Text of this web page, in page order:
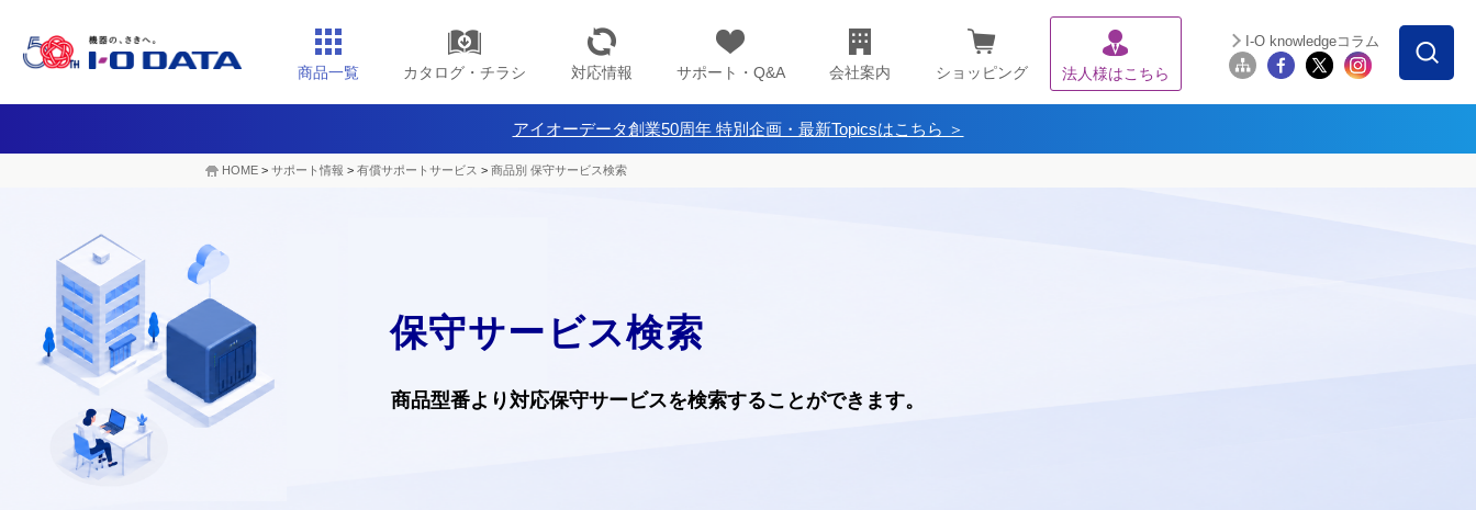
商品一覧 カタログ・チラシ 対応情報 サポート・Q&A 会社案内 ショッピング 法人様はこちら
I-O knowledgeコラム
アイオーデータ創業50周年 特別企画・最新Topicsはこちら ＞
HOME > サポート情報 > 有償サポートサービス > 商品別 保守サービス検索
保守サービス検索
商品型番より対応保守サービスを検索することができます。